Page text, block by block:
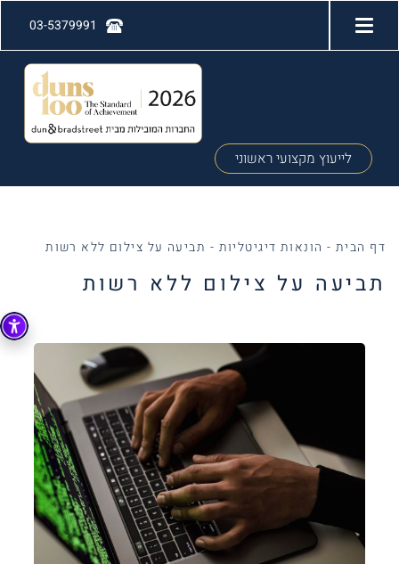
03-5379991
לייעוץ מקצועי ראשוני
דף הבית - הונאות דיגיטליות - תביעה על צילום ללא רשות
תביעה על צילום ללא רשות